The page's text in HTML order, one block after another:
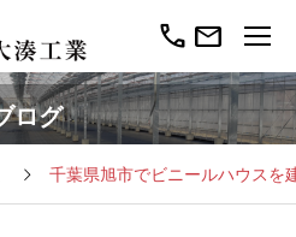
call mail
ログ
千葉県旭市でビニールハウスを